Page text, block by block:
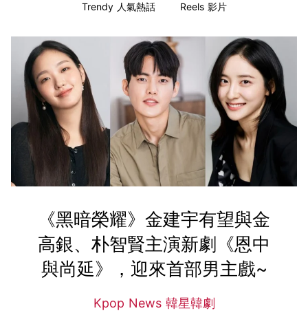
Trendy 人氣熱話 Reels 影片
《黑暗榮耀》金建宇有望與金
高銀、朴智賢主演新劇《恩中
與尚延》，迎來首部男主戲~
Kpop News 韓星韓劇